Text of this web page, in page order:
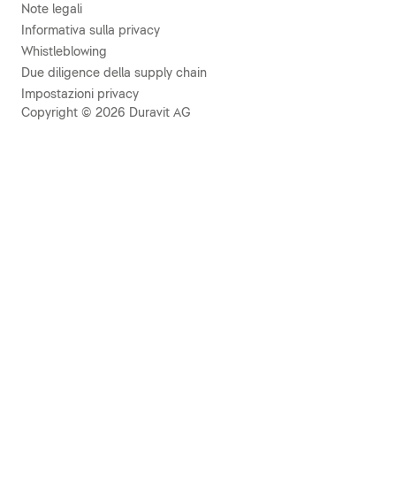
Note legali
Informativa sulla privacy
Whistleblowing
Due diligence della supply chain
Impostazioni privacy
Copyright © 2026 Duravit AG